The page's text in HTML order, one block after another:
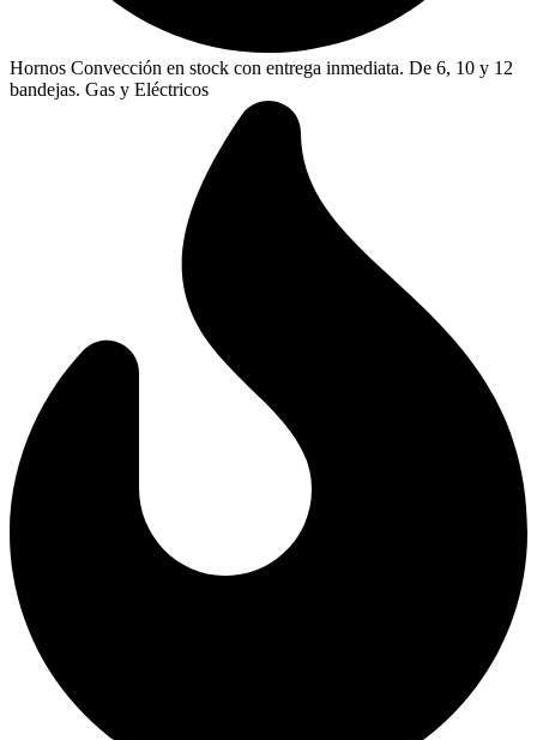
Hornos Convección en stock con entrega inmediata. De 6, 10 y 12
bandejas. Gas y Eléctricos